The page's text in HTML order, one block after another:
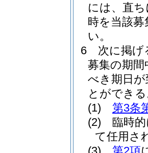
には、直
時を当該
い。
6
次に掲げ
募集の期
べき期日
とができ
(1)
第3条
(2)
臨時
て任用さ